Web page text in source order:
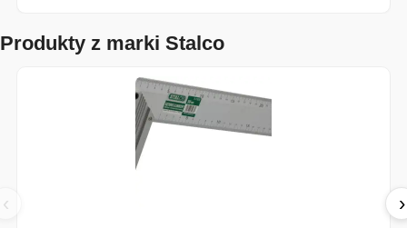
Produkty z marki Stalco
‹ ›